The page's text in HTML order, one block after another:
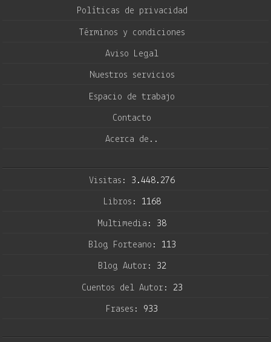
Políticas de privacidad
Términos y condiciones
Aviso Legal
Nuestros servicios
Espacio de trabajo
Contacto
Acerca de..
Visitas: 3.448.276
Libros: 1168
Multimedia: 38
Blog Forteano: 113
Blog Autor: 32
Cuentos del Autor: 23
Frases: 933